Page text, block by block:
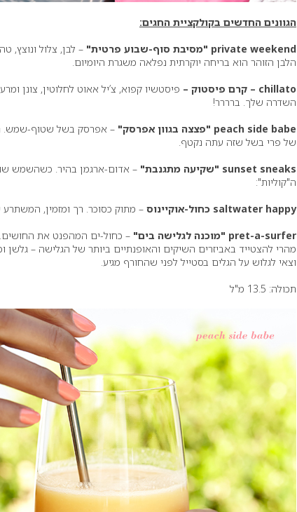
הגוונים החדשים בקולקציית החגים:
private weekend "מסיבת סוף-שבוע פרטית"
– לבן, צלול ונוצץ,
הלבן הזוהר הוא בריחה יוקרתית נפלאה משגרת היומיום.
chillato – קרם פיסטוק –
פיסטשיו קפוא, צ’יל אאוט לחלוטין, צונן
השדרה שלך. ברררר!
peach side babe "פצצה בגוון אפרסק"
– אפרסק בשל שטוף-שמש.
של פרי בשל שזה עתה נקטף.
sunset sneaks "שקיעה מתגנבת"
– אדום-ארגמן בהיר. כשהשמש
ה"קוליות":
saltwater happy כחול-אוקיינוס
– מתוק כסוכר. רך ומזמין,
pret-a-surfer "מוכנה לגלישה בים"
– כחול-ים המהפנט את
מהרי להצטייד באביזרים השיקים והאופנתיים ביותר של הגלישה –
וצאי לגלוש על הגלים בסטייל לפני שהחורף מגיע.
תכולה: 13.5 מ"ל